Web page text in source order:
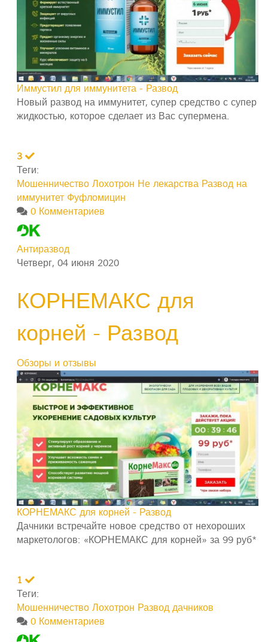
Иммустил для иммунитета - Развод
Новый развод на иммунитет, супер средство с супер
жидкостью, которое сделает из Вас супермена.
3
Теги:
Мошенничество Лохотрон Не лекарства Развод на
иммунитет Фуфломицин
0 Комментариев
Антиразвод
Четверг, 04 июня 2020
КОРНЕМАКС для
корней - Развод
Обзоры и отзывы
КОРНЕМАКС для корней - Развод
Дачники встречайте новое средство от нехороших
маркетологов: «КОРНЕМАКС для корней» за 99 руб*
1
Теги:
Мошенничество Лохотрон Развод дачников
0 Комментариев